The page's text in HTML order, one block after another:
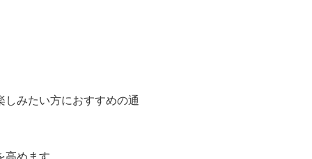
みたい方におすすめの通